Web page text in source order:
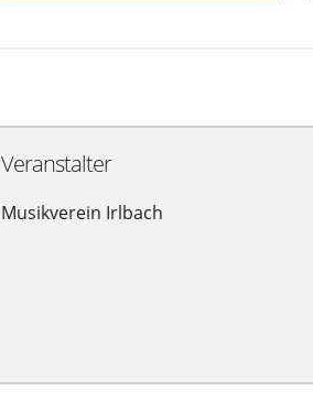
Veranstalter
Musikverein Irlbach